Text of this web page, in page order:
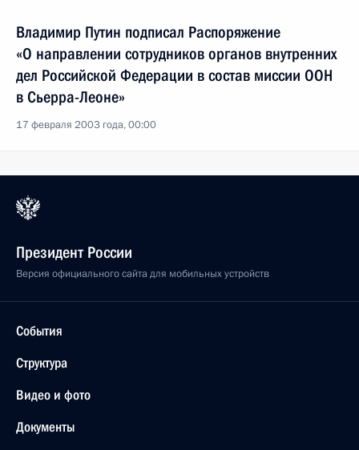
Владимир Путин подписал Распоряжение
«О направлении сотрудников органов внутренних
дел Российской Федерации в состав миссии ООН
в Сьерра-Леоне»
17 февраля 2003 года, 00:00
Президент России
Версия официального сайта для мобильных устройств
События
Структура
Видео и фото
Документы